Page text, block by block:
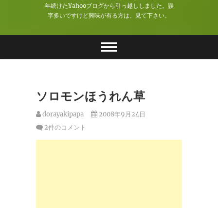
年続けたYahooブログから引っ越ししました。誤
字多いですけど興味が有る方は、見て下さい。
ソロモンほうれん草
dorayakipapa
2008年9月24日
2件のコメント